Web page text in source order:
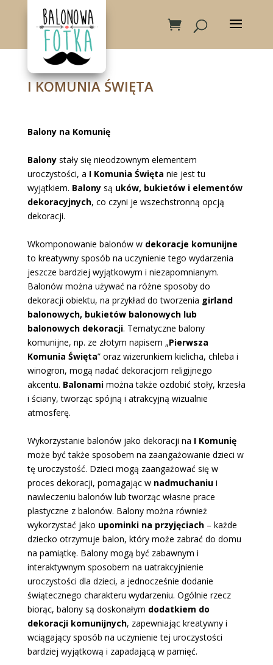
I KOMUNIA ŚWIĘTA
Balony na Komunię
Balonystały się nieodzownym elementem
uroczystości, a I Komunia Święta nie jest tu
wyjątkiem. Balonysą uków, bukietów i elementów
dekoracyjnych, co czyni je wszechstronną opcją
dekoracji.
Wkomponowanie balonów w dekoracje komunijne
to kreatywny sposób na uczynienie tego wydarzenia
jeszcze bardziej wyjątkowym i niezapomnianym.
Balonów można używać na różne sposoby do
dekoracji obiektu, na przykład do tworzenia girland
balonowych, bukietów balonowych lub
balonowych dekoracji. Tematyczne balony
komunijne, np. ze złotym napisem „Pierwsza
Komunia Święta” oraz wizerunkiem kielicha, chleba i
winogron, mogą nadać dekoracjom religijnego
akcentu. Balonamimożna także ozdobić stoły, krzesła
i ściany, tworząc spójną i atrakcyjną wizualnie
atmosferę.
Wykorzystanie balonów jako dekoracji na I Komunię
może być także sposobem na zaangażowanie dzieci w
tę uroczystość. Dzieci mogą zaangażować się w
proces dekoracji, pomagając w nadmuchaniui
nawleczeniu balonów lub tworząc własne prace
plastyczne z balonów. Balony można również
wykorzystać jako upominki na przyjęciach– każde
dziecko otrzymuje balon, który może zabrać do domu
na pamiątkę. Balony mogą być zabawnym i
interaktywnym sposobem na uatrakcyjnienie
uroczystości dla dzieci, a jednocześnie dodanie
świątecznego charakteru wydarzeniu. Ogólnie rzecz
biorąc, balony są doskonałym dodatkiem do
dekoracji komunijnych, zapewniając kreatywny i
wciągający sposób na uczynienie tej uroczystości
bardziej wyjątkową i zapadającą w pamięć.